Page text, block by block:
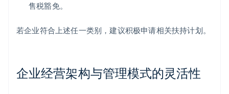
售税豁免。
若企业符合上述任一类别，建议积极申请相关扶持计划。
企业经营架构与管理模式的灵活性